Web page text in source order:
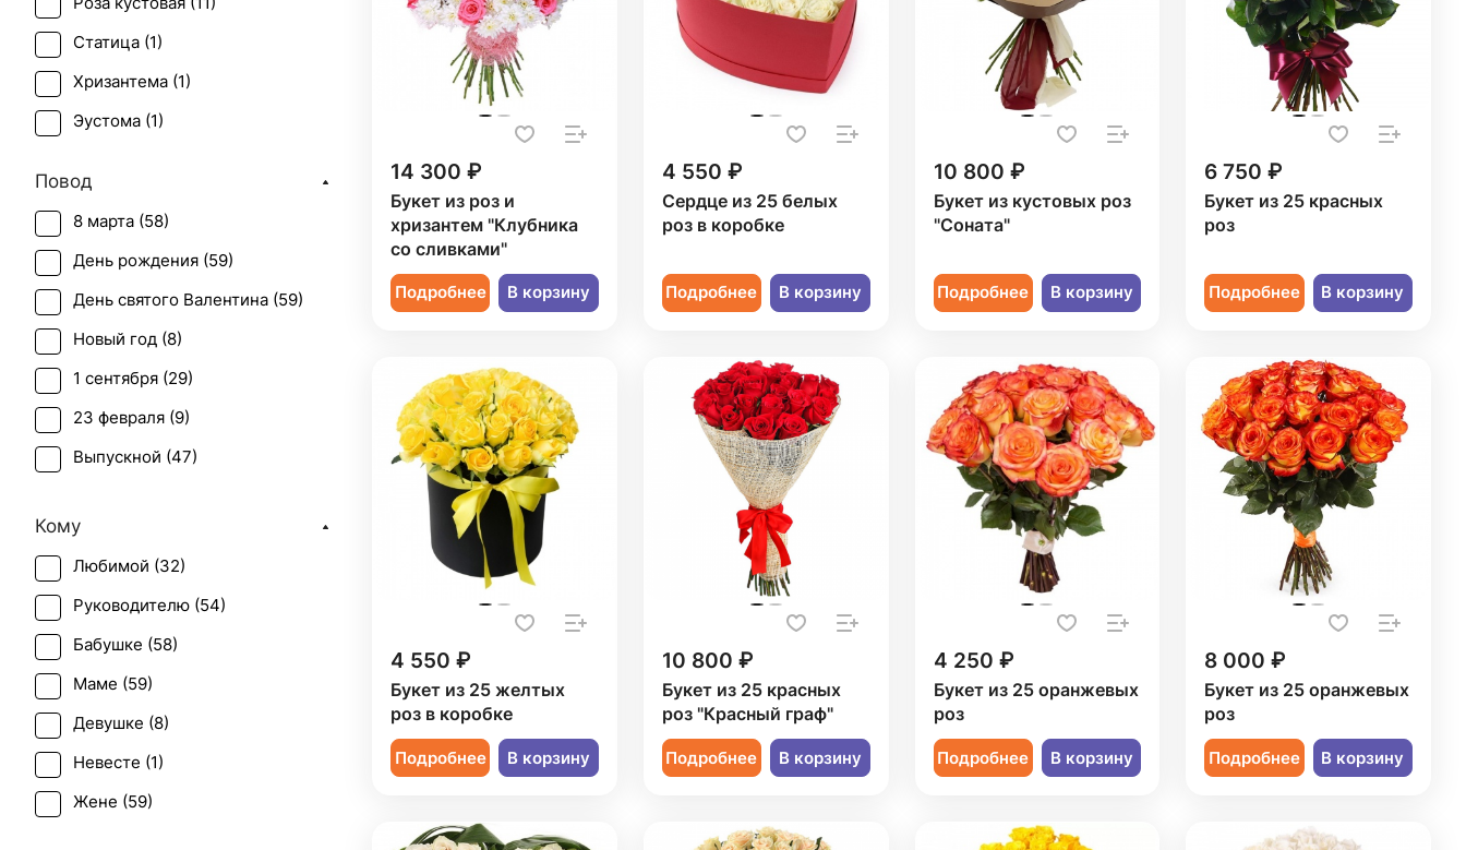
14 300 ₽
Букет из роз и
хризантем "Клубника
со сливками"
Подробнее В корзину
4 550 ₽
Сердце из 25 белых
роз в коробке
Подробнее В корзину
10 800 ₽
Букет из кустовых роз
"Соната"
Подробнее В корзину
6 750 ₽
Букет из 25 красных
роз
Подробнее В корзину
4 550 ₽
Букет из 25 желтых
роз в коробке
Подробнее В корзину
10 800 ₽
Букет из 25 красных
роз "Красный граф"
Подробнее В корзину
4 250 ₽
Букет из 25 оранжевых
роз
Подробнее В корзину
8 000 ₽
Букет из 25 оранжевых
роз
Подробнее В корзину
Статица (1)
Хризантема (1)
Эустома (1)
Повод
8 марта (58)
День рождения (59)
День святого Валентина (59)
Новый год (8)
1 сентября (29)
23 февраля (9)
Выпускной (47)
День учителя (
Пасха (2)
Первое свидание (55
Последний звонок (
Рождение ребенка (
Рождество (
Свадьба (2)
Татьянин день (
Кому
Любимой (32)
Руководителю (54)
Бабушке (58)
Маме (59)
Девушке (8)
Невесте (1)
Жене (59)